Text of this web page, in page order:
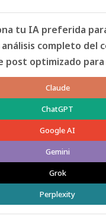
tu IA preferida
completo del
post optimizado para
Claude
ChatGPT
Google AI
Gemini
Grok
Perplexity